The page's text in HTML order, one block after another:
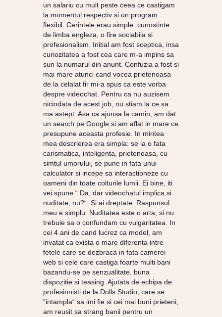
un salariu cu mult peste ceea ce castigam
la momentul respectiv si un program
flexibil. Cerintele erau simple: cunostinte
de limba engleza, o fire sociabila si
profesionalism. Initial am fost sceptica, insa
curiozitatea a fost cea care m-a impins sa
sun la numarul din anunt. Confuzia a fost si
mai mare atunci cand vocea prietenoasa
de la celalat fir mi-a spus ca este vorba
despre videochat. Pentru ca nu auzisem
niciodata de acest job, nu stiam la ce sa
ma astept. Asa ca ajunsa la camin, am dat
un search pe Google si am aflat in mare ce
presupune aceasta profesie. In mintea
mea descrierea era simpla: se ia o fata
carismatica, inteligenta, prietenoasa, cu
simtul umorului, se pune in fata unui
calculator si incepe sa interactioneze cu
oameni din toate colturile lumii. Ei bine, iti
vei spune “ Da, dar videochatul implica si
nuditate, nu?“. Si ai dreptate. Raspunsul
meu e simplu. Nuditatea este o arta, si nu
trebuie sa o confundam cu vulgaritatea. In
cei 4 ani de cand lucrez ca model, am
invatat ca exista o mare diferenta intre
fetele care se dezbraca in fata camerei
web si cele care castiga foarte multi bani
bazandu-se pe senzualitate, buna
dispozitie si teasing. Ajutata de echipa de
profesionisti de la Dolls Studio, care se
“intampla“ sa imi fie si cei mai buni prieteni,
am reusit sa strang banii pentru un